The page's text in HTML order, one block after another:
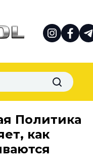
Политика
как